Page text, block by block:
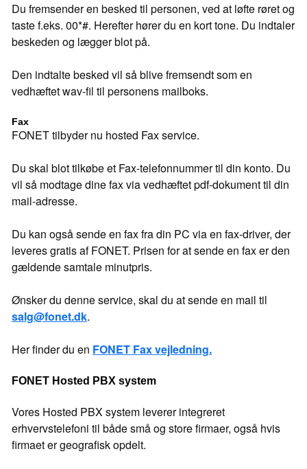
Du fremsender en besked til personen, ved at løfte røret og
taste f.eks. 00*#. Herefter hører du en kort tone. Du indtaler
beskeden og lægger blot på.
Den indtalte besked vil så blive fremsendt som en
vedhæftet wav-fil til personens mailboks.
Fax
FONET tilbyder nu hosted Fax service.
Du skal blot tilkøbe et Fax-telefonnummer til din konto. Du
vil så modtage dine fax via vedhæftet pdf-dokument til din
mail-adresse.
Du kan også sende en fax fra din PC via en fax-driver, der
leveres gratis af FONET. Prisen for at sende en fax er den
gældende samtale minutpris.
Ønsker du denne service, skal du at sende en mail til
salg@fonet.dk.
Her finder du en FONET Fax vejledning.
FONET Hosted PBX system
Vores Hosted PBX system leverer integreret
erhvervstelefoni til både små og store firmaer, også hvis
firmaet er geografisk opdelt.